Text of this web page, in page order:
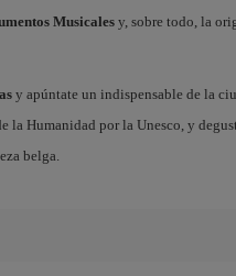
Musicalesy, sobre todo, la
y apúntate un indispensable de la
la Humanidad por la Unesco, y
belga.